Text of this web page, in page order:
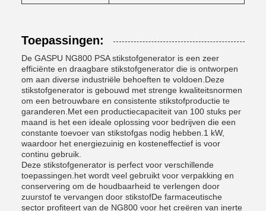
Toepassingen:
De GASPU NG800 PSA stikstofgenerator is een zeer
efficiënte en draagbare stikstofgenerator die is ontworpen
om aan diverse industriële behoeften te voldoen.Deze
stikstofgenerator is gebouwd met strenge kwaliteitsnormen
om een betrouwbare en consistente stikstofproductie te
garanderen.Met een productiecapaciteit van 100 stuks per
maand is het een ideale oplossing voor bedrijven die een
constante toevoer van stikstofgas nodig hebben.1 kW,
waardoor het energiezuinig en kosteneffectief is voor
continu gebruik.
Deze stikstofgenerator is perfect voor verschillende
toepassingen.het wordt veel gebruikt voor verpakking en
conservering om de houdbaarheid te verlengen door
zuurstof te vervangen door stikstofDe farmaceutische
sector profiteert van de NG800 voor het creëren van inerte